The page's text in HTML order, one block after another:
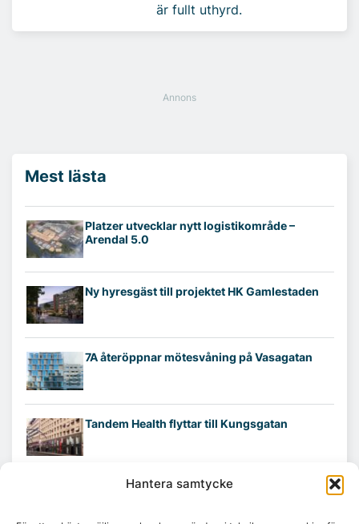
Hantera samtycke
är fullt uthyrd.
Mest lästa
Platzer utvecklar nytt logistikområde –
Arendal 5.0
Ny hyresgäst till projektet HK Gamlestaden
7A återöppnar mötesvåning på Vasagatan
Tandem Health flyttar till Kungsgatan
Croisette rådgivare vid fastighetsaffär